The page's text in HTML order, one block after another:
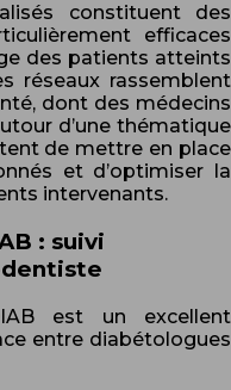
constituent des
efficaces
des patients atteints
réseaux rassemblent
dont des médecins
d’une thématique
de mettre en place
et d’optimiser la
intervenants.
: suivi
est un excellent
entre diabétologues